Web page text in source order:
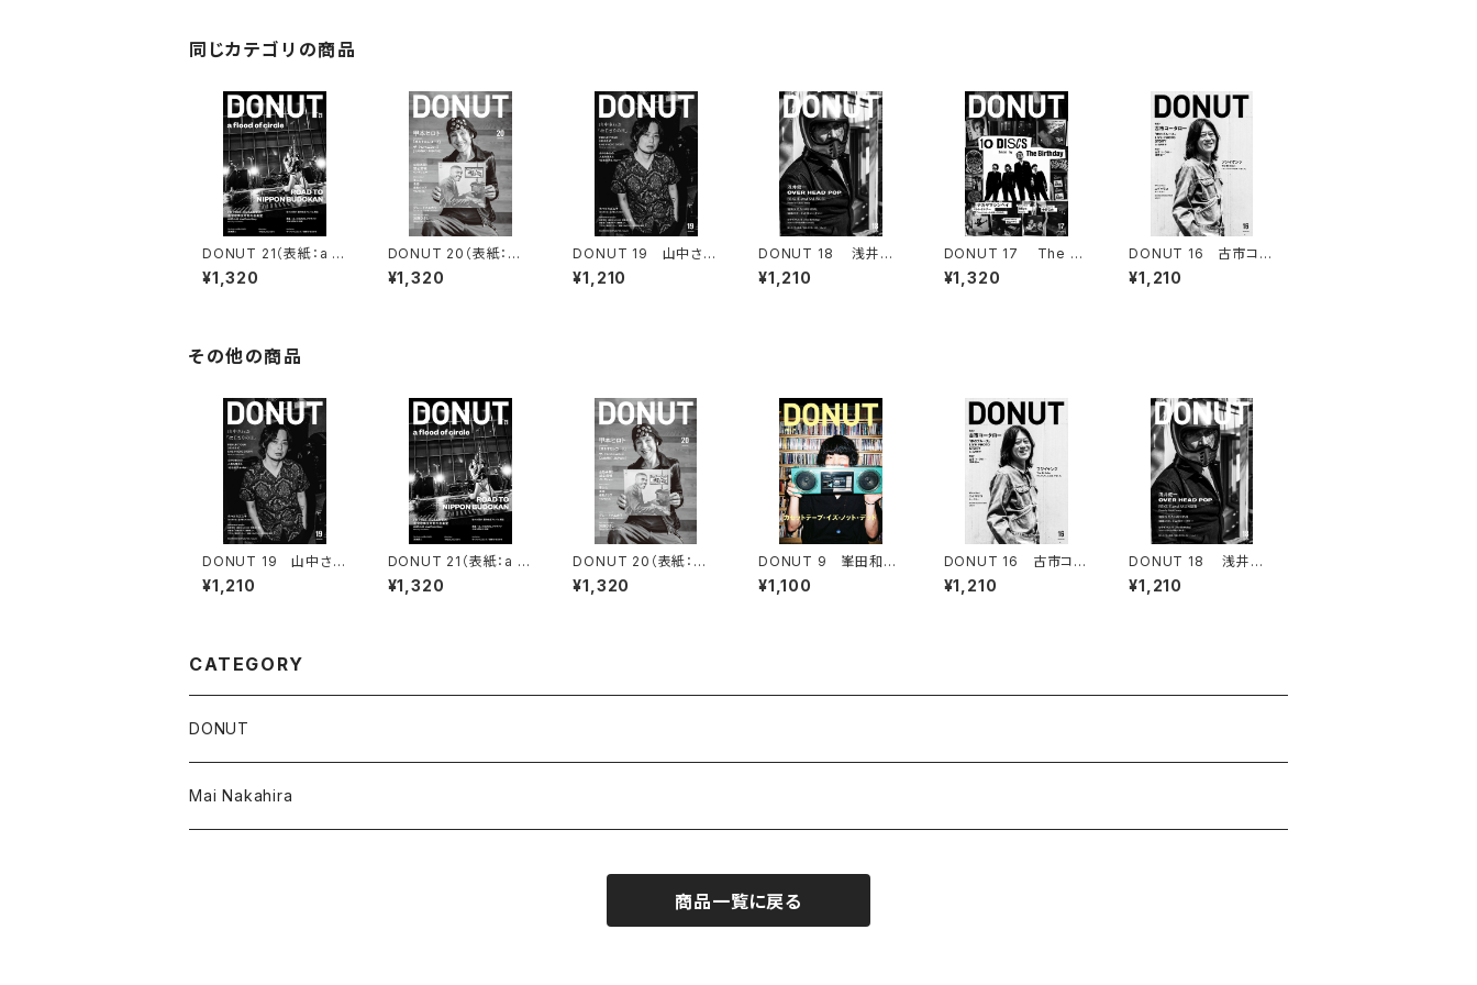
同じカテゴリの商品
DONUT 21（表紙：a fl
ood of circle）ポスト
カード付
¥1,320
DONUT 20（表紙：甲
本ヒロト）ポストカード
付
¥1,320
DONUT 19 山中さわ
お「はじまりの日」
¥1,210
DONUT 18 浅井健
一「OVER HEAD PO
P」／ 池袋交差点24時
¥1,210
DONUT 17 The Bir
thday「10 DISCS」
¥1,320
DONUT 16 古市コー
タロー「赤のブルース」
¥1,210
その他の商品
DONUT 19 山中さわ
お「はじまりの日」
¥1,210
DONUT 21（表紙：a fl
ood of circle）ポスト
カード付
¥1,320
DONUT 20（表紙：甲
本ヒロト）ポストカード
付
¥1,320
DONUT 9 峯田和伸
「カセットテープ・イズ・
ノット・デッド」
¥1,100
DONUT 16 古市コー
タロー「赤のブルース」
¥1,210
DONUT 18 浅井健
一「OVER HEAD PO
P」／ 池袋交差点24時
¥1,210
CATEGORY
DONUT
Mai Nakahira
商品一覧に戻る